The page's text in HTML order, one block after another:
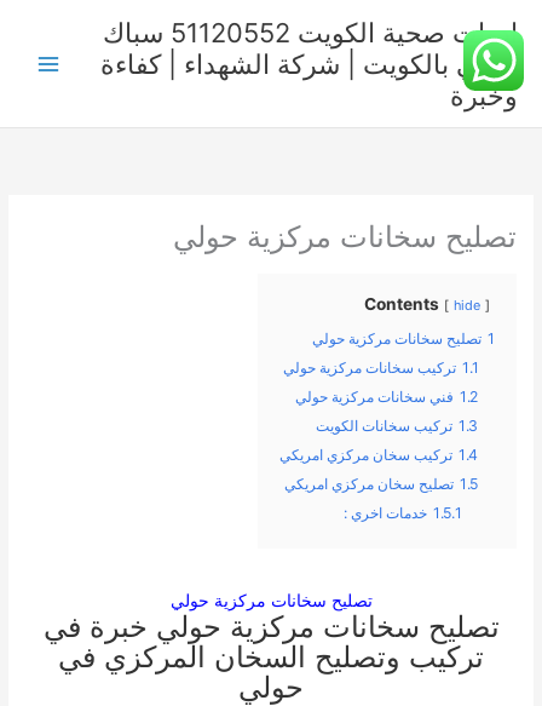
إلى
المحتوى
ادوات صحية الكويت 51120552 سباك
صحي بالكويت | شركة الشهداء | كفاءة
وخبرة
تصليح سخانات مركزية حولي
Contents hide
1 تصليح سخانات مركزية حولي
1.1 تركيب سخانات مركزية حولي
1.2 فني سخانات مركزية حولي
1.3 تركيب سخانات الكويت
1.4 تركيب سخان مركزي امريكي
1.5 تصليح سخان مركزي امريكي
1.5.1 خدمات اخري :
تصليح سخانات مركزية حولي
تصليح سخانات مركزية حولي خبرة في
تركيب وتصليح السخان المركزي في
حولي